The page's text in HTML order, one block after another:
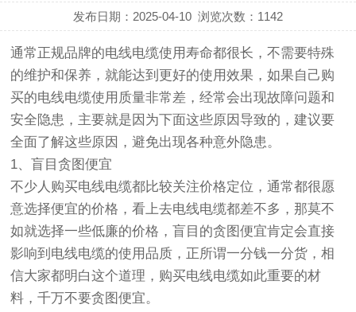
发布日期：2025-04-10 浏览次数： 1142
通常正规品牌的电线电缆使用寿命都很长，不需要特殊
的维护和保养，就能达到更好的使用效果，如果自己购
买的电线电缆使用质量非常差，经常会出现故障问题和
安全隐患，主要就是因为下面这些原因导致的，建议要
全面了解这些原因，避免出现各种意外隐患。
1、盲目贪图便宜
不少人购买电线电缆都比较关注价格定位，通常都很愿
意选择便宜的价格，看上去电线电缆都差不多，那莫不
如就选择一些低廉的价格，盲目的贪图便宜肯定会直接
影响到电线电缆的使用品质，正所谓一分钱一分货，相
信大家都明白这个道理，购买电线电缆如此重要的材
料，千万不要贪图便宜。